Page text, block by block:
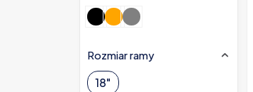
Rozmiar ramy
18"